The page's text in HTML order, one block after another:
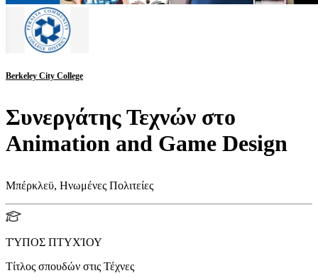
Berkeley City College
Συνεργάτης Τεχνών στο
Animation and Game Design
Μπέρκλεϋ, Ηνωμένες Πολιτείες
ΤΎΠΟΣ ΠΤΥΧΊΟΥ
Τίτλος σπουδών στις Τέχνες